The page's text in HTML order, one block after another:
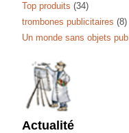
Top produits (34)
trombones publicitaires (8)
Un monde sans objets pub
Actualité